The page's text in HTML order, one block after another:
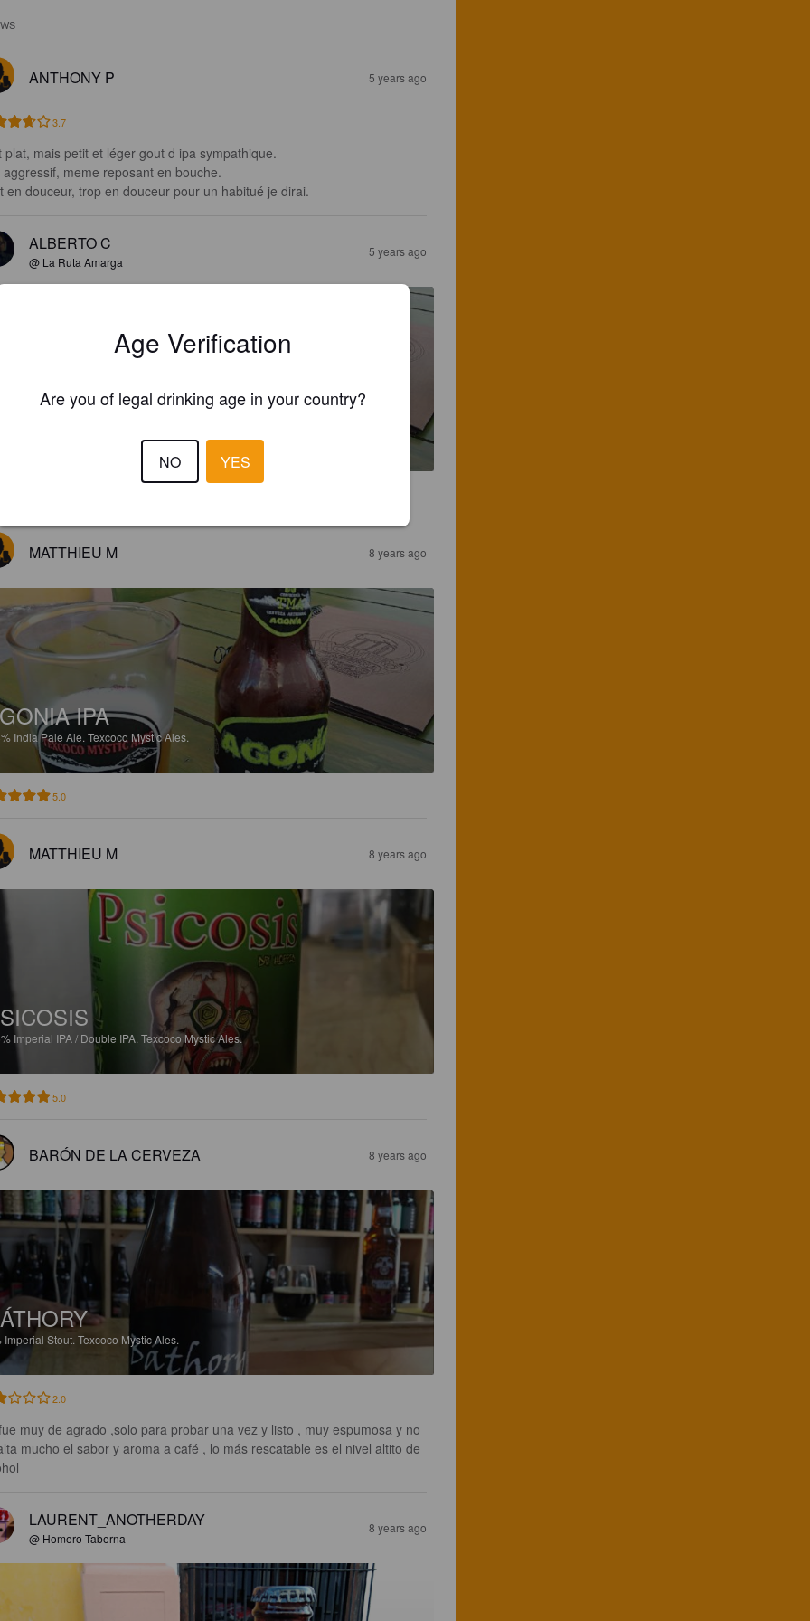
ANTHONY P 5 years ago
3.7
plat, mais petit et léger gout d ipa sympathique.
aggressif, meme reposant en bouche.
en douceur, trop en douceur pour un habitué je dirai.
ALBERTO C
@ La Ruta Amarga
5 years ago
IPA
MATTHIEU M 8 years ago
IPA
India Pale Ale. Texcoco Mystic Ales.
5.0
MATTHIEU M 8 years ago
Imperial IPA / Double IPA. Texcoco Mystic Ales.
5.0
BARÓN DE LA CERVEZA 8 years ago
Imperial Stout. Texcoco Mystic Ales.
2.0
muy de agrado ,solo para probar una vez y listo , muy espumosa y no
mucho el sabor y aroma a café , lo más rescatable es el nivel altito de
LAURENT_ANOTHERDAY
@ Homero Taberna
8 years ago
Age Verification
Are you of legal drinking age in your country?
NO YES